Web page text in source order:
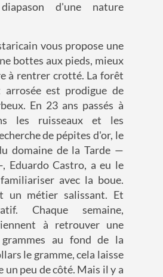
d'une nature
vous propose une
bottes aux pieds, mieux
à rentrer crotté. La forêt
arrosée est prodigue de
En 23 ans passés à
les ruisseaux et les
de pépites d'or, le
domaine de la Tarde —
Eduardo Castro, a eu le
avec la boue.
un métier salissant. Et
Chaque semaine,
à retrouver une
au fond de la
le gramme, cela laisse
peu de côté. Mais il y a